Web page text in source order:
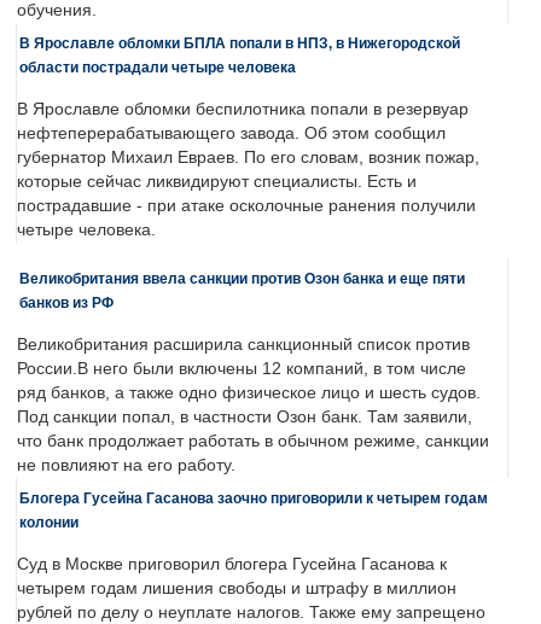
обучения.
В Ярославле обломки БПЛА попали в НПЗ, в Нижегородской
области пострадали четыре человека
В Ярославле обломки беспилотника попали в резервуар
нефтеперерабатывающего завода. Об этом сообщил
губернатор Михаил Евраев. По его словам, возник пожар,
которые сейчас ликвидируют специалисты. Есть и
пострадавшие - при атаке осколочные ранения получили
четыре человека.
Великобритания ввела санкции против Озон банка и еще пяти
банков из РФ
Великобритания расширила санкционный список против
России.В него были включены 12 компаний, в том числе
ряд банков, а также одно физическое лицо и шесть судов.
Под санкции попал, в частности Озон банк. Там заявили,
что банк продолжает работать в обычном режиме, санкции
не повлияют на его работу.
Блогера Гусейна Гасанова заочно приговорили к четырем годам
колонии
Суд в Москве приговорил блогера Гусейна Гасанова к
четырем годам лишения свободы и штрафу в миллион
рублей по делу о неуплате налогов. Также ему запрещено